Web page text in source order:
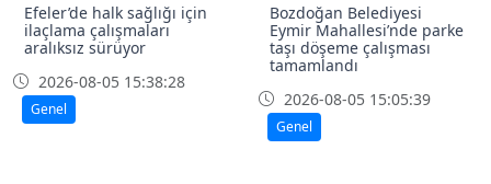
Efeler’de halk sağlığı için
ilaçlama çalışmaları
aralıksız sürüyor
2026-08-05 15:38:28
Genel
Bozdoğan Belediyesi
Eymir Mahallesi’nde parke
taşı döşeme çalışması
tamamlandı
2026-08-05 15:05:39
Genel